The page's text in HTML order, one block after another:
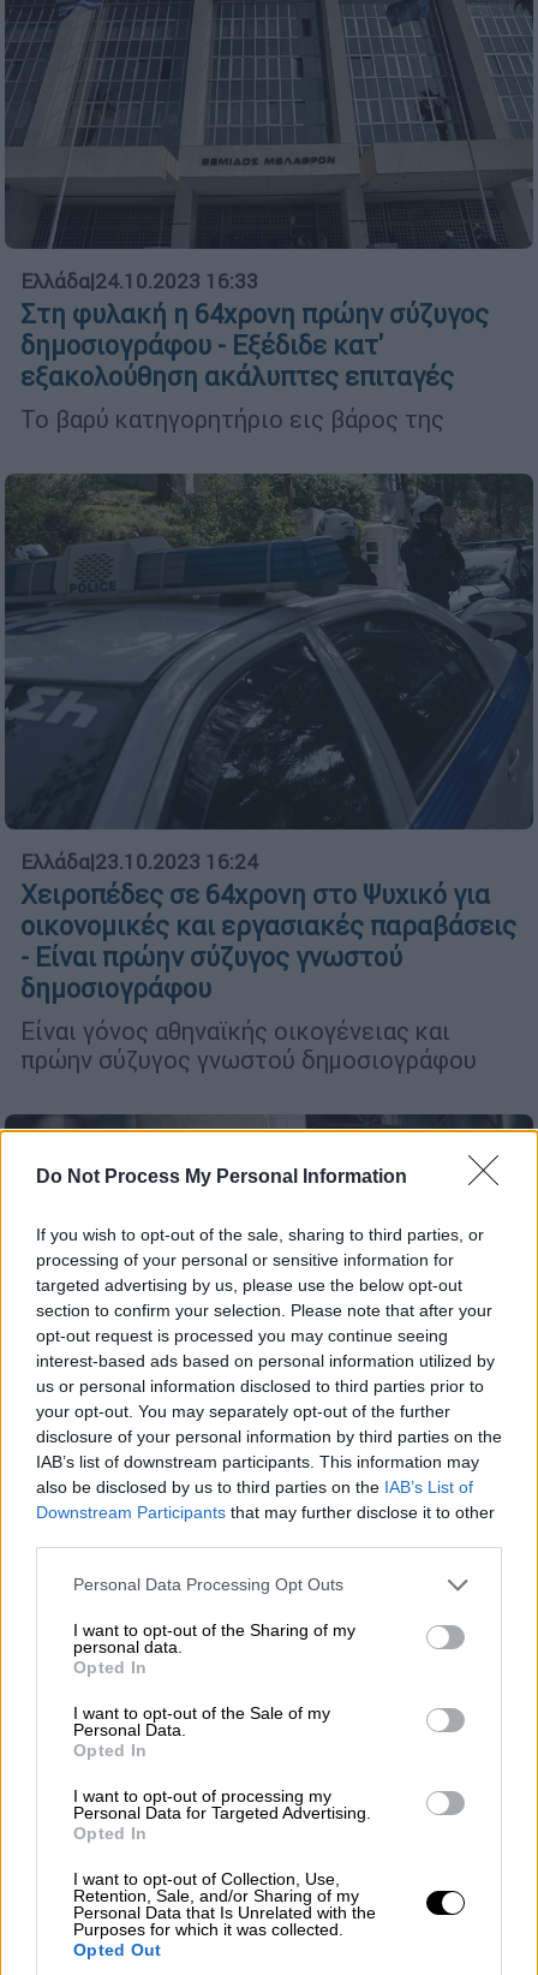
Do Not Process My Personal Information
If you wish to opt-out of the sale, sharing to third parties, or
processing of your personal or sensitive information for
targeted advertising by us, please use the below opt-out
section to confirm your selection. Please note that after your
opt-out request is processed you may continue seeing
interest-based ads based on personal information utilized by
us or personal information disclosed to third parties prior to
your opt-out. You may separately opt-out of the further
disclosure of your personal information by third parties on the
IAB’s list of downstream participants. This information may
also be disclosed by us to third parties on the IAB’s List of
Downstream Participants that may further disclose it to other
Please note that this website/app uses one or more Google
not limited to your visit or usage behaviour. You may click to
grant or deny consent to Google and its third-party tags to
use your data for below specified purposes in below Google
consent section.
Personal Data Processing Opt Outs
I want to opt-out of the Sharing of my
personal data.
Opted In
I want to opt-out of the Sale of my
Personal Data.
Opted In
I want to opt-out of processing my
Personal Data for Targeted Advertising.
Opted In
I want to opt-out of Collection, Use,
Retention, Sale, and/or Sharing of my
Personal Data that Is Unrelated with the
Purposes for which it was collected.
Opted Out
Ελλάδα|24.10.2023 16:33
Στη φυλακή η 64χρονη πρώην σύζυγος
δημοσιογράφου - Εξέδιδε κατ'
εξακολούθηση ακάλυπτες επιταγές
Το βαρύ κατηγορητήριο εις βάρος της
Ελλάδα|23.10.2023 16:24
Χειροπέδες σε 64χρονη στο Ψυχικό για
οικονομικές και εργασιακές παραβάσεις
- Είναι πρώην σύζυγος γνωστού
δημοσιογράφου
Είναι γόνος αθηναϊκής οικογένειας και
πρώην σύζυγος γνωστού δημοσιογράφου
Ελλάδα 16.09.2020 22:33
Παλαιό Ψυχικό: Η «μάχη» για ξενοδοχείο,
Το Συμβούλιο Πολεοδομικών Θεμάτων και
Αμφισβητήσεων (ΣΥΠΟΘΑ), που λειτουργεί
Περιβάλλοντος και Ενέργειας, συζήτησε την
υπόθεση λειτουργίας του ξενοδοχείου
καλοκαιριού
ειδήσεις τώρα
Ψυχικό
ακάλυπτες επιταγές